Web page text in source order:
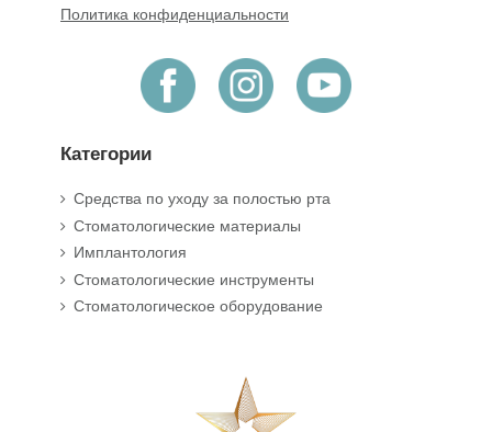
Политика конфиденциальности
Категории
Средства по уходу за полостью рта
Стоматологические материалы
Имплантология
Стоматологические инструменты
Стоматологическое оборудование